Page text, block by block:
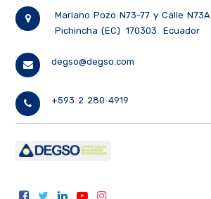
Mariano Pozo N73-77 y Calle N73A
Pichincha (EC)
170303 Ecuador
degso@degso.com
+593 2 280 4919